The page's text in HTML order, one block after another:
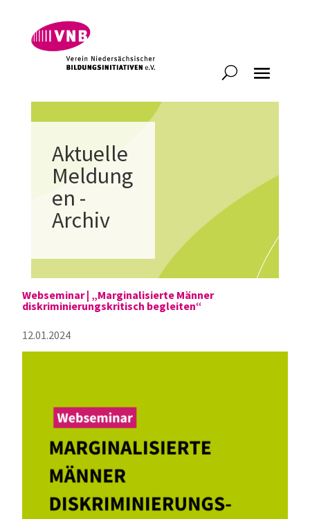
Aktuelle
Meldung
en -
Archiv
Webseminar | „Marginalisierte Männer
diskriminierungskritisch begleiten“
12.01.2024